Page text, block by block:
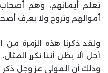
تعلم أيمانهم، وهم
أموالهم وتروح ولا يعرف
ولقد ذكرنا هذه الزمرة من
أجل ألا يظن أننا نكرر